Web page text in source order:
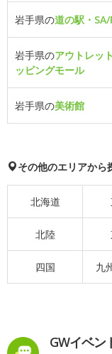
岩手県の道の駅・SA/
岩手県のアウトレッ
ッピングモール
岩手県の美術館
その他のエリアから
北海道
北陸
四国 九
GWイベン